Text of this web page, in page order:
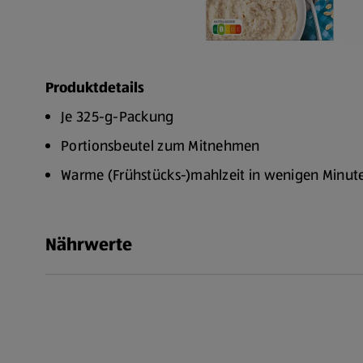
Produktdetails
Je 325-g-Packung
Portionsbeutel zum Mitnehmen
Warme (Frühstücks-)mahlzeit in wenigen
Nährwerte